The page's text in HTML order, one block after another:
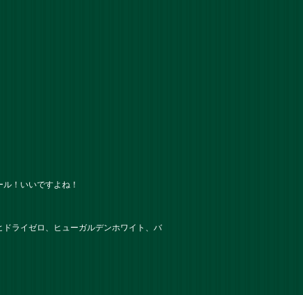
！いいですよね！
ライゼロ、ヒューガルデンホワイト、バ